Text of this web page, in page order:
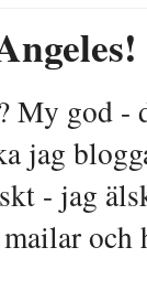
My god -
jag
- jag